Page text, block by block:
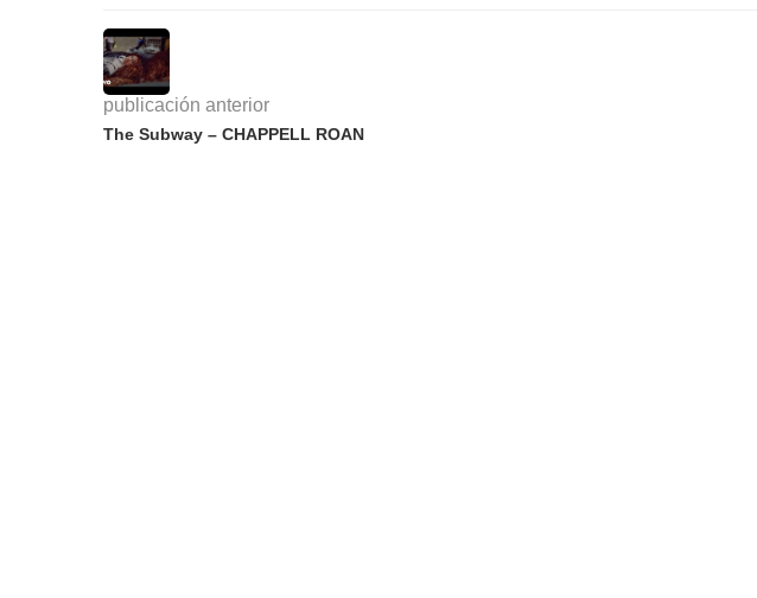
publicación anterior
The Subway – CHAPPELL ROAN